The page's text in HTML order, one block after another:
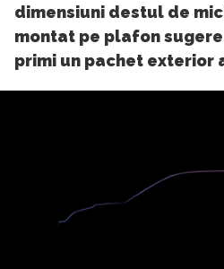
dimensiuni destul de
montat pe plafon
primi un pachet exterior